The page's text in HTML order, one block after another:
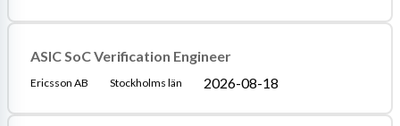
ASIC SoC Verification Engineer
Ericsson AB Stockholms län 2026-08-18